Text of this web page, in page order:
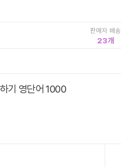
판매자 배송
23
기 영단어 1000